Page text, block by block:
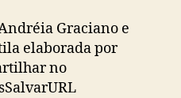
Graciano e
elaborada por
no